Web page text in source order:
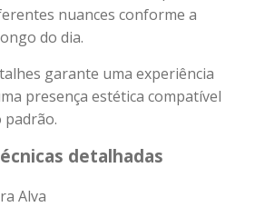
nuances conforme a
do dia.
garante uma experiência
presença estética compatível
detalhadas
Alva